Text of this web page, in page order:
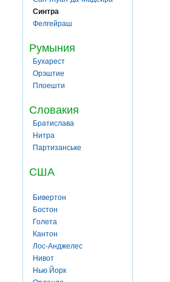
Синтра
Фелгейраш
Румыния
Бухарест
Орэштие
Плоешти
Словакия
Братислава
Нитра
Партизанське
США
Бивертон
Бостон
Голета
Кантон
Лос-Анджелес
Нивот
Нью Йорк